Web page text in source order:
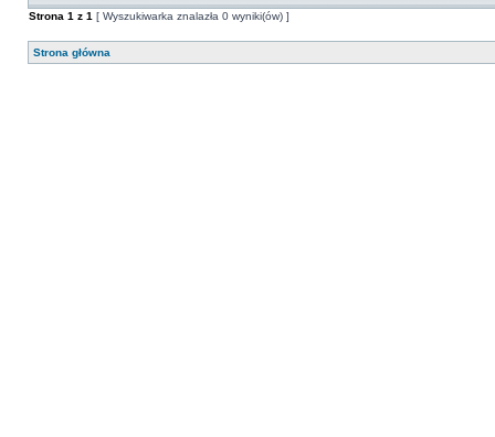
Strona 1 z 1 [ Wyszukiwarka znalazła 0 wyniki(ów) ]
Strona główna